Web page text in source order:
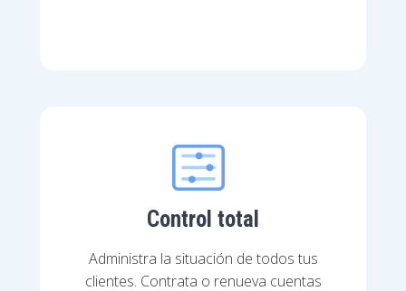
Control total
Administra la situación de todos tus
clientes. Contrata o renueva cuentas